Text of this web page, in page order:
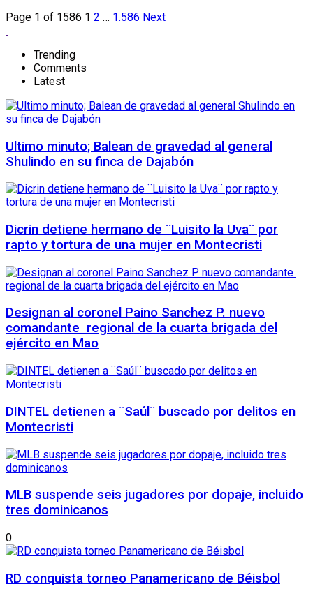
Page 1 of 1586 1 2 … 1.586 Next
Trending
Comments
Latest
Ultimo minuto; Balean de gravedad al general
Shulindo en su finca de Dajabón
Dicrin detiene hermano de ¨Luisito la Uva¨ por
rapto y tortura de una mujer en Montecristi
Designan al coronel Paino Sanchez P. nuevo
comandante regional de la cuarta brigada del
ejército en Mao
DINTEL detienen a ¨Saúl¨ buscado por delitos en
Montecristi
MLB suspende seis jugadores por dopaje, incluido
tres dominicanos
0
RD conquista torneo Panamericano de Béisbol